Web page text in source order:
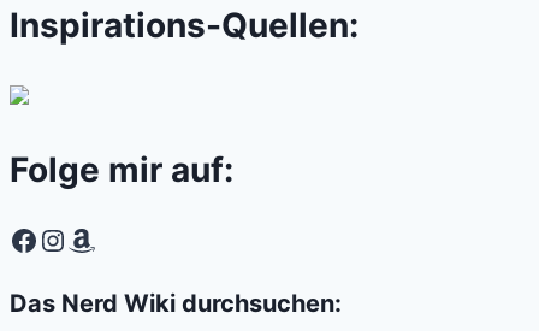
Inspirations-Quellen:
Folge mir auf:
Facebook
Instagram
Amazon
Das Nerd Wiki durchsuchen: